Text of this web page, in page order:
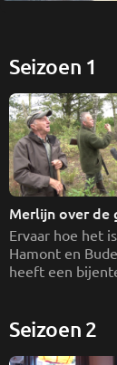
Seizoen 1
Merlijn over de
Ervaar hoe het
Hamont en
heeft een
Seizoen 2